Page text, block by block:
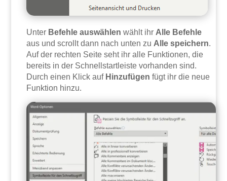
Unter Befehle auswählen wählt ihrAlle Befehle
aus und scrollt dann nach unten zuAlle speichern.
Auf der rechten Seite seht ihr alle Funktionen, die
bereits in der Schnellstartleiste vorhanden sind.
Durch einen Klick auf Hinzufügen fügt ihr die neue
Funktion hinzu.